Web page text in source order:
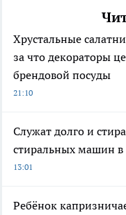
Хрустальные
за что декораторы
брендовой посуды
21:10
Служат долго и
стиральных машин
13:01
Ребёнок